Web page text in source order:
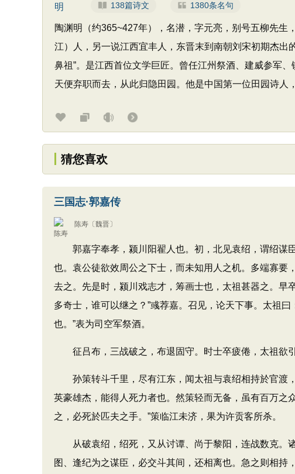
138篇诗文 1380条名句
陶渊明（约365~427年），名潜，字元亮，别号五柳先
江）人，另一说江西宜丰人，东晋末到南朝刘宋初期杰出
鼻祖”。是江西首位文学巨匠。曾任江州祭酒、建威参军
天便弃职而去，从此归隐田园。他是中国第一位田园诗人
猜您喜欢
三国志·郭嘉传
陈寿 〔魏晋〕
郭嘉字奉孝，颍川阳翟人也。初，北见袁绍，谓绍谋
也。袁公徒欲效周公之下士，而未知用人之机。多端寡要
去之。先是时，颍川戏志才，筹画士也，太祖甚器之。早
多奇士，谁可以继之？”彧荐嘉。召见，论天下事。太祖
也。”表为司空军祭酒。
征吕布，三战破之，布退固守。时士卒疲倦，太祖欲引
孙策转斗千里，尽有江东，闻太祖与袁绍相持於官渡
英豪雄杰，能得人死力者也。然策轻而无备，虽有百万
之，必死於匹夫之手。”策临江未济，果为许贡客所杀。
从破袁绍，绍死，又从讨谭、尚于黎阳，连战数克。
图、逢纪为之谋臣，必交斗其间，还相离也。急之则相